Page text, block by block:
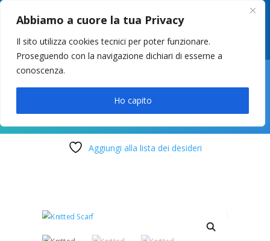
Abbiamo a cuore la tua Privacy
Il sito utilizza cookies tecnici per poter funzionare.
Proseguendo con la navigazione dichiari di esserne a
conoscenza.
Ho capito
049 8627946 –info@cstosetto.it
LUN-VEN 9-12 / 14:30-17
Aggiungi alla lista dei desideri